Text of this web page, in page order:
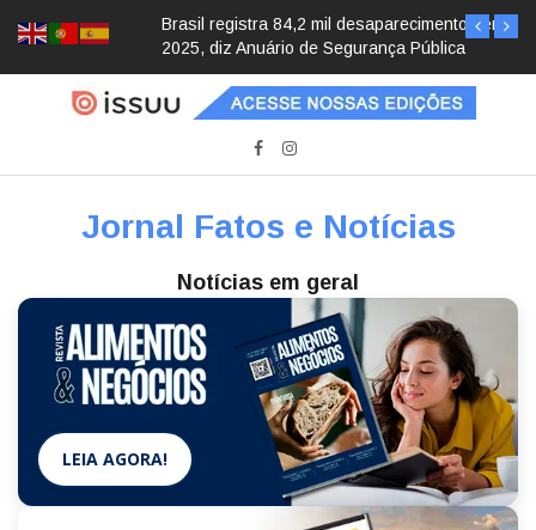
Brasil registra 84,2 mil desaparecimentos em
2025, diz Anuário de Segurança Pública
Jornal Fatos e Notícias
Notícias em geral
LEIA AGORA!